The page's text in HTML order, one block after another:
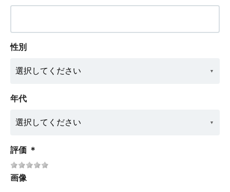
性別
年代
評価 ＊
画像